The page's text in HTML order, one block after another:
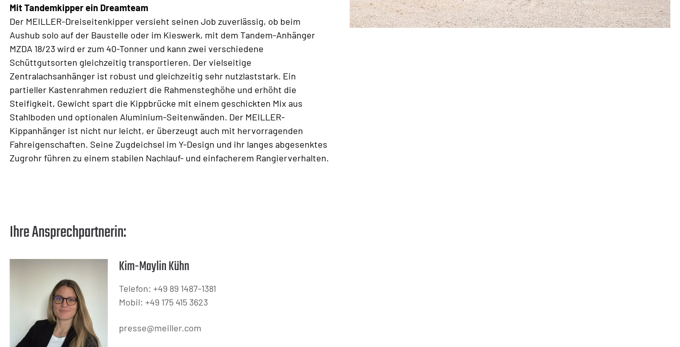
Mit Tandemkipper ein Dreamteam
Der MEILLER-Dreiseitenkipper versieht seinen Job zuverlässig, ob beim
Aushub solo auf der Baustelle oder im Kieswerk, mit dem Tandem-Anhänger
MZDA 18/23 wird er zum 40-Tonner und kann zwei verschiedene
Schüttgutsorten gleichzeitig transportieren. Der vielseitige
Zentralachsanhänger ist robust und gleichzeitig sehr nutzlaststark. Ein
partieller Kastenrahmen reduziert die Rahmensteghöhe und erhöht die
Steifigkeit, Gewicht spart die Kippbrücke mit einem geschickten Mix aus
Stahlboden und optionalen Aluminium-Seitenwänden. Der MEILLER-
Kippanhänger ist nicht nur leicht, er überzeugt auch mit hervorragenden
Fahreigenschaften. Seine Zugdeichsel im Y-Design und ihr langes abgesenktes
Zugrohr führen zu einem stabilen Nachlauf- und einfacherem Rangierverhalten.
Ihre Ansprechpartnerin:
Kim-Maylin Kühn
Telefon: +49 89 1487-1381
Mobil: +49 175 415 3623
presse@meiller.com